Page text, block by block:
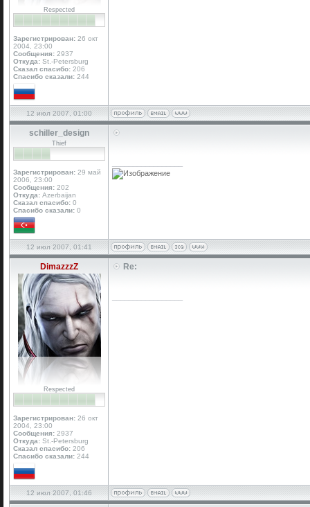
Respected
Зарегистрирован: 26 окт
2004, 23:00
Сообщения: 2937
Откуда: St.-Petersburg
Сказал спасибо: 206
Спасибо сказали: 244
12 июл 2007, 01:00
schiller_design
Thief
Зарегистрирован: 29 май
2006, 23:00
Сообщения: 202
Откуда: Azerbaijan
Сказал спасибо: 0
Спасибо сказали: 0
12 июл 2007, 01:41
DimazzzZ
Respected
Зарегистрирован: 26 окт
2004, 23:00
Сообщения: 2937
Откуда: St.-Petersburg
Сказал спасибо: 206
Спасибо сказали: 244
Re:
12 июл 2007, 01:46